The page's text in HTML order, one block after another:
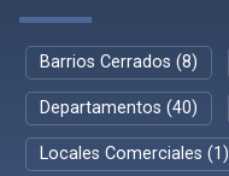
Barrios Cerrados (8)
Departamentos (40)
Locales Comerciales (1)